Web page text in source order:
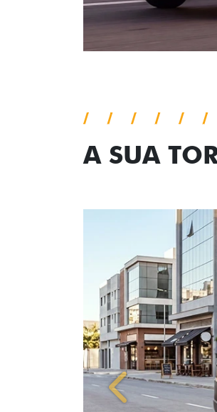
A SUA
Anterior